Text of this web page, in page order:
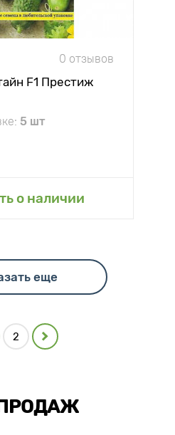
0 отзывов
F1 Престиж
5 шт
о наличии
еще
2